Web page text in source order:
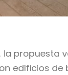
la propuesta
edificios de